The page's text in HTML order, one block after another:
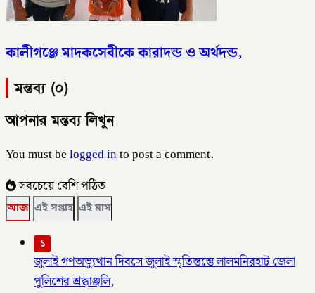
কালীগঞ্জে মাদকসেবীকে কারাদন্ড ও অর্থদন্ড,
মন্তব্য (০)
আপনার মন্তব্য লিখুন
You must belogged into post a comment.
সবচেয়ে বেশি পঠিত
আজ এই সপ্তাহ এই মাস
১
জুলাই গণঅভ্যুত্থান দিবসে জুলাই স্মৃতিস্তম্ভে লালমনিরহাট জেলা
পুলিশের শ্রদ্ধাঞ্জলি,